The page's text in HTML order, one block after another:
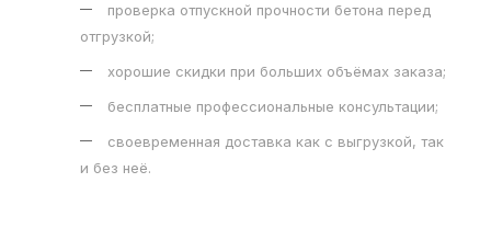
проверка отпускной прочности бетона перед
отгрузкой;
хорошие скидки при больших объёмах заказа;
бесплатные профессиональные консультации;
своевременная доставка как с выгрузкой, так
и без неё.